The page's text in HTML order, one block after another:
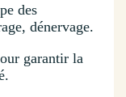
des
dénervage.
garantir la